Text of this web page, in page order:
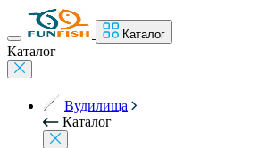
Каталог
Каталог
Вудилища
Каталог